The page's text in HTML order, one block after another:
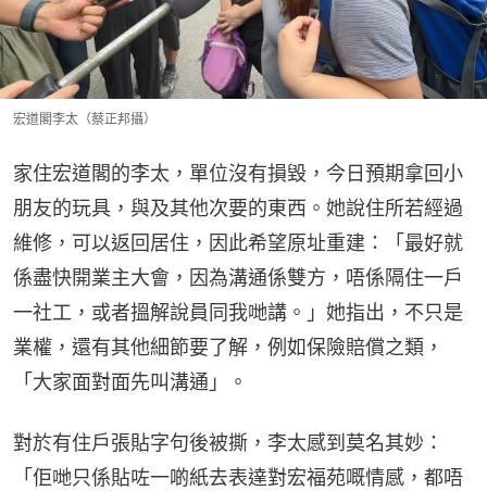
宏道閣李太（蔡正邦攝）
家住宏道閣的李太，單位沒有損毀，今日預期拿回小
朋友的玩具，與及其他次要的東西。她說住所若經過
維修，可以返回居住，因此希望原址重建：「最好就
係盡快開業主大會，因為溝通係雙方，唔係隔住一戶
一社工，或者搵解說員同我哋講。」她指出，不只是
業權，還有其他細節要了解，例如保險賠償之類，
「大家面對面先叫溝通」。
對於有住戶張貼字句後被撕，李太感到莫名其妙：
「佢哋只係貼咗一啲紙去表達對宏福苑嘅情感，都唔